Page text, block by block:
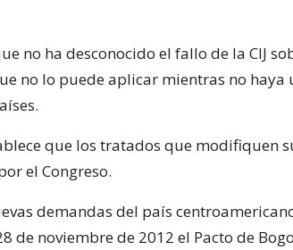
no ha desconocido el fallo de la CIJ
no lo puede aplicar mientras no haya
que los tratados que modifiquen
el Congreso.
demandas del país
de noviembre de 2012 el Pacto de